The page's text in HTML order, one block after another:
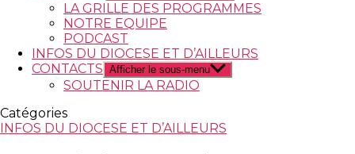
LA GRILLE DES PROGRAMMES
NOTRE EQUIPE
PODCAST
INFOS DU DIOCESE ET D’AILLEURS
CONTACTS Afficher le sous-menu
SOUTENIR LA RADIO
Catégories
INFOS DU DIOCESE ET D’AILLEURS